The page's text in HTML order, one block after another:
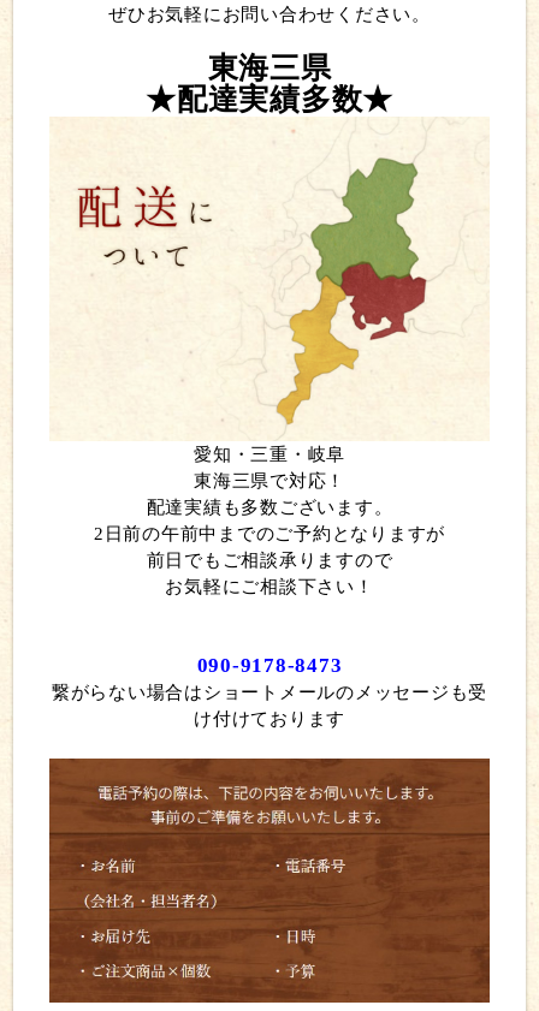
ぜひお気軽にお問い合わせください。
東海三県
★配達実績多数★
愛知・三重・岐阜
東海三県で対応！
配達実績も多数ございます。
2日前の午前中までのご予約となりますが
前日でもご相談承りますので
お気軽にご相談下さい！
090-9178-8473
繋がらない場合はショートメールのメッセージも受
け付けております